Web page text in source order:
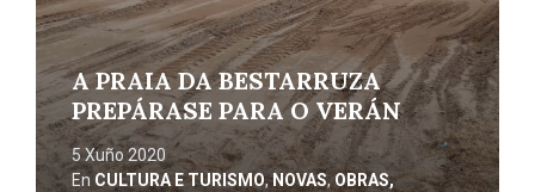
A PRAIA DA BESTARRUZA
PREPÁRASE PARA O VERÁN
5 Xuño 2020
En CULTURA E TURISMO,NOVAS,OBRAS,